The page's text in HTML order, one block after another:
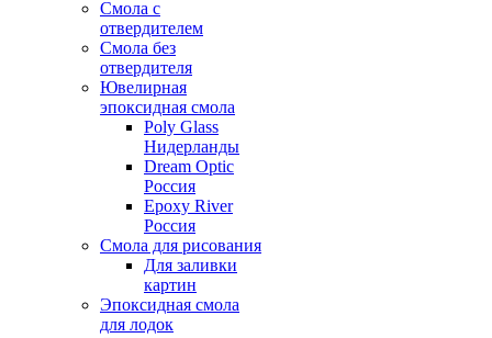
Смола с
отвердителем
Смола без
отвердителя
Ювелирная
эпоксидная смола
Poly Glass
Нидерланды
Dream Optic
Россия
Epoxy River
Россия
Смола для рисования
Для заливки
картин
Эпоксидная смола
для лодок